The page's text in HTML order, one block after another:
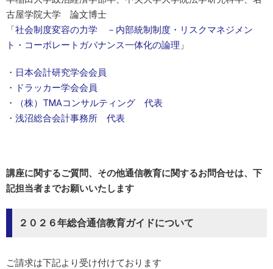
古屋学院大学 論文博士
「社会制度変容の力学 －内部統制制度・リスクマネジメン
ト・コーポレートガバナンス一体化の論理 」
・ 日本会計研究学会会員
・
ドラッカー学会会員
・
（株）TMAコンサルティング 代表
・ 浅沼総合会計事務所 代表
講座に関するご質問、その他通信教育に関するお問合せは、下
記担当者までお願いいたします
２０２６年総合通信教育ガイドについて
ご請求は下記より受け付けております